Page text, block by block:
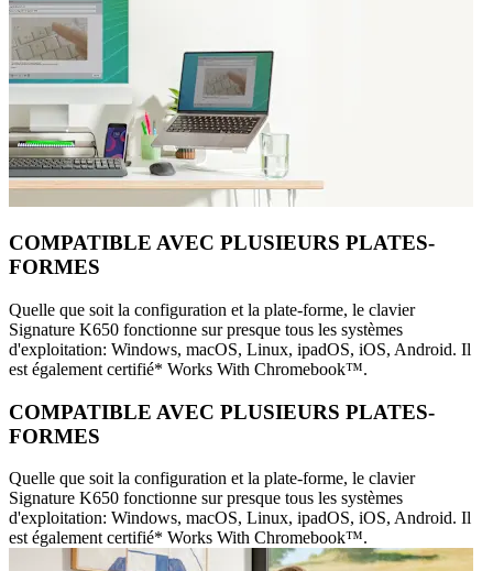
COMPATIBLE AVEC PLUSIEURS PLATES-
FORMES
Quelle que soit la configuration et la plate-forme, le clavier
Signature K650 fonctionne sur presque tous les systèmes
d'exploitation: Windows, macOS, Linux, ipadOS, iOS, Android. Il
est également certifié* Works With Chromebook™.
COMPATIBLE AVEC PLUSIEURS PLATES-
FORMES
Quelle que soit la configuration et la plate-forme, le clavier
Signature K650 fonctionne sur presque tous les systèmes
d'exploitation: Windows, macOS, Linux, ipadOS, iOS, Android. Il
est également certifié* Works With Chromebook™.